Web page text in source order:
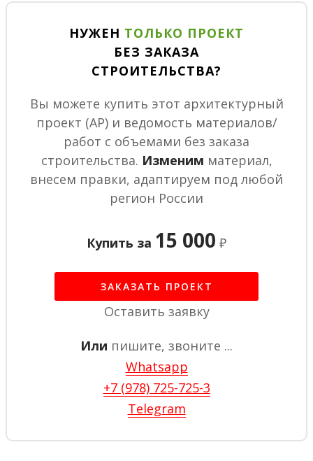
НУЖЕН ТОЛЬКО ПРОЕКТ
БЕЗ ЗАКАЗА
СТРОИТЕЛЬСТВА?
Вы можете купить этот архитектурный
проект (АР) и ведомость материалов/
работ с объемами без заказа
строительства. Изменим материал,
внесем правки, адаптируем под любой
регион России
Купить за 15 000 ₽
ЗАКАЗАТЬ ПРОЕКТ
Оставить заявку
Или пишите, звоните ...
Whatsapp
+7 (978) 725-725-3
Telegram